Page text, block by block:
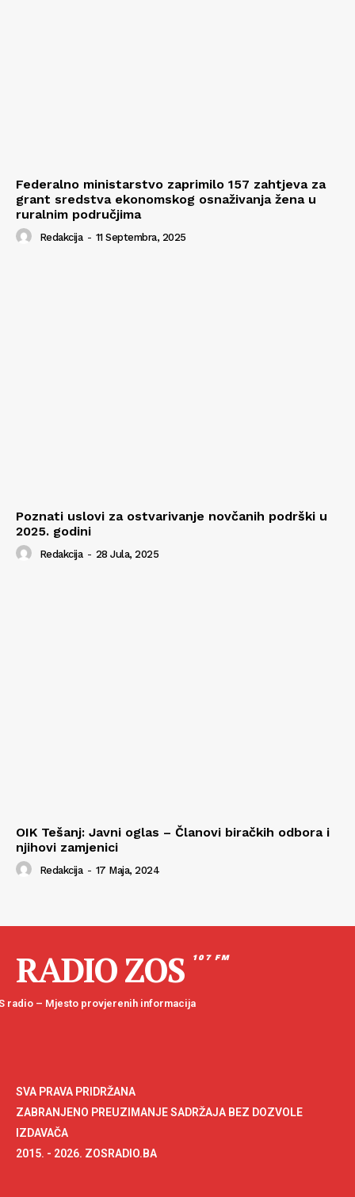
Federalno ministarstvo zaprimilo 157 zahtjeva za
grant sredstva ekonomskog osnaživanja žena u
ruralnim područjima
Redakcija - 11 Septembra, 2025
Poznati uslovi za ostvarivanje novčanih podrški u
2025. godini
Redakcija - 28 Jula, 2025
OIK Tešanj: Javni oglas – Članovi biračkih odbora i
njihovi zamjenici
Redakcija - 17 Maja, 2024
RADIO ZOS 107 FM
radio – Mjesto provjerenih informacija
SVA PRAVA PRIDRŽANA
ZABRANJENO PREUZIMANJE SADRŽAJA BEZ DOZVOLE
IZDAVAČA
2015. - 2026. ZOSRADIO.BA